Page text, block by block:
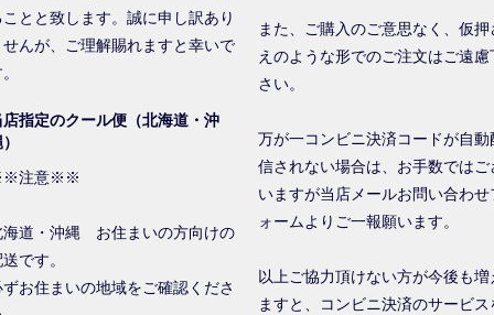
ことと致します。誠に申し訳あり
せんが、ご理解賜れますと幸いで
店指定のクール便（北海道・沖
注意※※
海道・沖縄 お住まいの方向けの
です。
ずお住まいの地域をご確認くださ
また、ご購入のご意思なく、仮押
えのような形でのご注文はご遠慮
さい。
万が一コンビニ決済コードが自動
信されない場合は、お手数ではご
いますが当店メールお問い合わせ
ォームよりご一報願います。
以上ご協力頂けない方が今後も増
ますと、コンビニ決済のサービス